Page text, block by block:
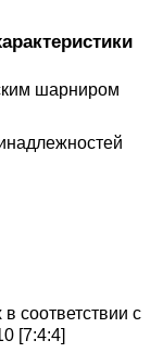
шарниром
соответствии с
[7:4:4]